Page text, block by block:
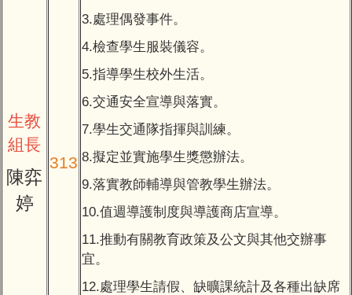
生教
組長
陳弈
婷
313
3.處理偶發事件。
4.檢查學生服裝儀容。
5.指導學生校外生活。
6.交通安全宣導與落實。
7.學生交通隊指揮與訓練。
8.擬定並實施學生獎懲辦法。
9.落實教師輔導與管教學生辦法。
10.值週導護制度與導護商店宣導。
11.推動有關教育政策及公文與其他交辦事
宜。
12.處理學生請假、缺曠課統計及各種出缺席